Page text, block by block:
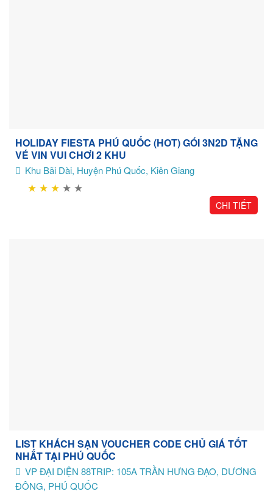
HOLIDAY FIESTA PHÚ QUỐC (HOT) GÓI 3N2D TẶNG
VÉ VIN VUI CHƠI 2 KHU
Khu Bãi Dài, Huyện Phú Quốc, Kiên Giang
★ ★ ★ ★ ★
CHI TIẾT
LIST KHÁCH SẠN VOUCHER CODE CHỦ GIÁ TỐT
NHẤT TẠI PHÚ QUỐC
VP ĐẠI DIỆN 88TRIP: 105A TRẦN HƯNG ĐẠO, DƯƠNG
ĐÔNG, PHÚ QUỐC